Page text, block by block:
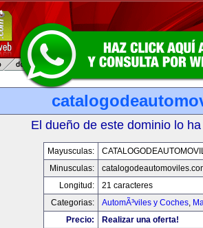
El dueño de este dominio lo
Mayusculas:
Minusculas:
Longitud:
21 caracteres
Categorias:
AutomÃ³viles y Coches,
Precio:
Realizar una oferta!